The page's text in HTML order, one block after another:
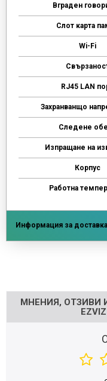
Вграден
Слот карта
Wi-Fi
RJ45 LAN
Захранванщо
Следене
Изпращане на
Корпус
Работна
Информация за доставка
МНЕНИЯ, ОТЗИВИ